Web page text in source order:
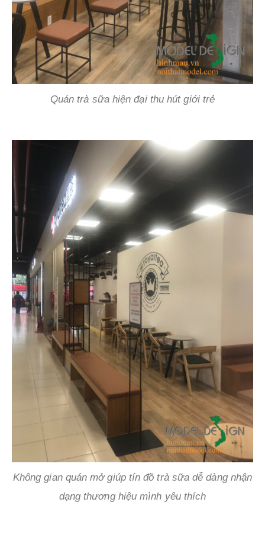
Quán trà sữa hiện đại thu hút giới trẻ
Không gian quán mở giúp tín đồ trà sữa dễ dàng nhận
dạng thương hiệu mình yêu thích